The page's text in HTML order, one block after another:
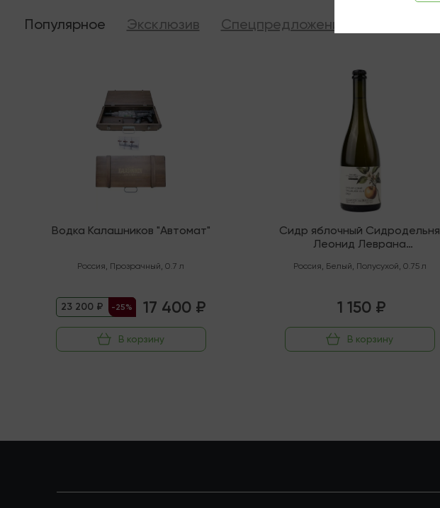
Популярное Эксклюзив Спецпредложения
Водка Калашников "Автомат"
Россия, Прозрачный, 0.7 л
23 200 ₽ -25% 17 400 ₽
В корзину
Сидр яблочный Сидродельня
Леонид Леврана
Россия, Белый, Полусухой, 0.75 л
1 150 ₽
В корзину